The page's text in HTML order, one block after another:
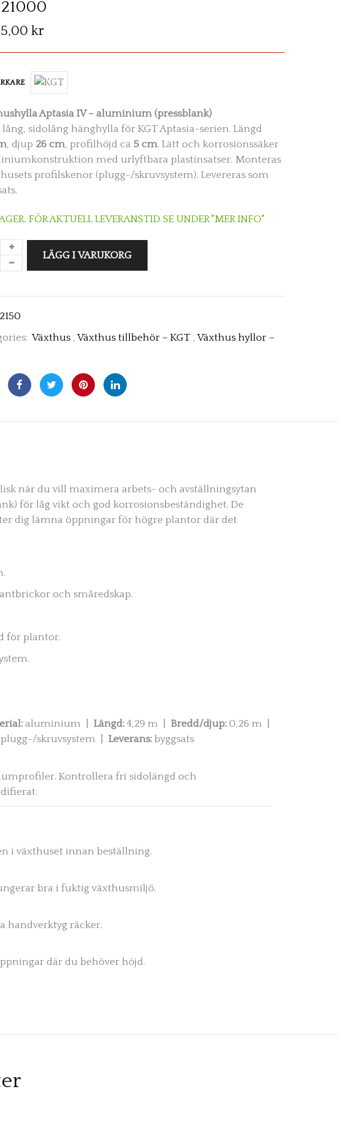
kr
Aptasia IV – aluminium (pressblank)
lång, sidolång hänghylla för KGT Aptasia-serien. Längd
, djup 26 cm, profilhöjd ca 5 cm. Lätt och korrosionssäker
med urlyftbara plastinsatser. Monteras
profilskenor (plugg-/skruvsystem). Levereras som
FÖR AKTUELL LEVERANSTID SE UNDER "MER INFO"
LÄGG I VARUKORG
2150
Växthus , Växthus tillbehör – KGT , Växthus hyllor –
när du vill maximera arbets- och avställningsytan
för låg vikt och god korrosionsbeständighet. De
dig lämna öppningar för högre plantor där det
och småredskap.
för plantor.
aluminium | Längd: 4,29 m | Bredd/djup: 0,26 m |
plugg-/skruvsystem | Leverans: byggsats
Kontrollera fri sidolängd och
i växthuset innan beställning.
bra i fuktig växthusmiljö.
handverktyg räcker.
där du behöver höjd.